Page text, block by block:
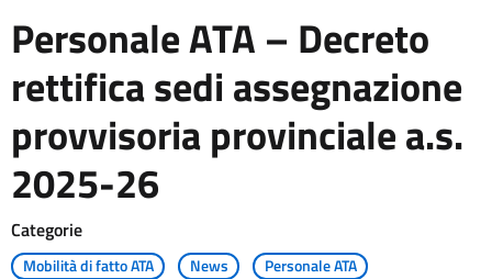
Personale ATA – Decreto
rettifica sedi assegnazione
provvisoria provinciale a.s.
2025-26
Categorie
Mobilità di fatto ATA News
Personale ATA